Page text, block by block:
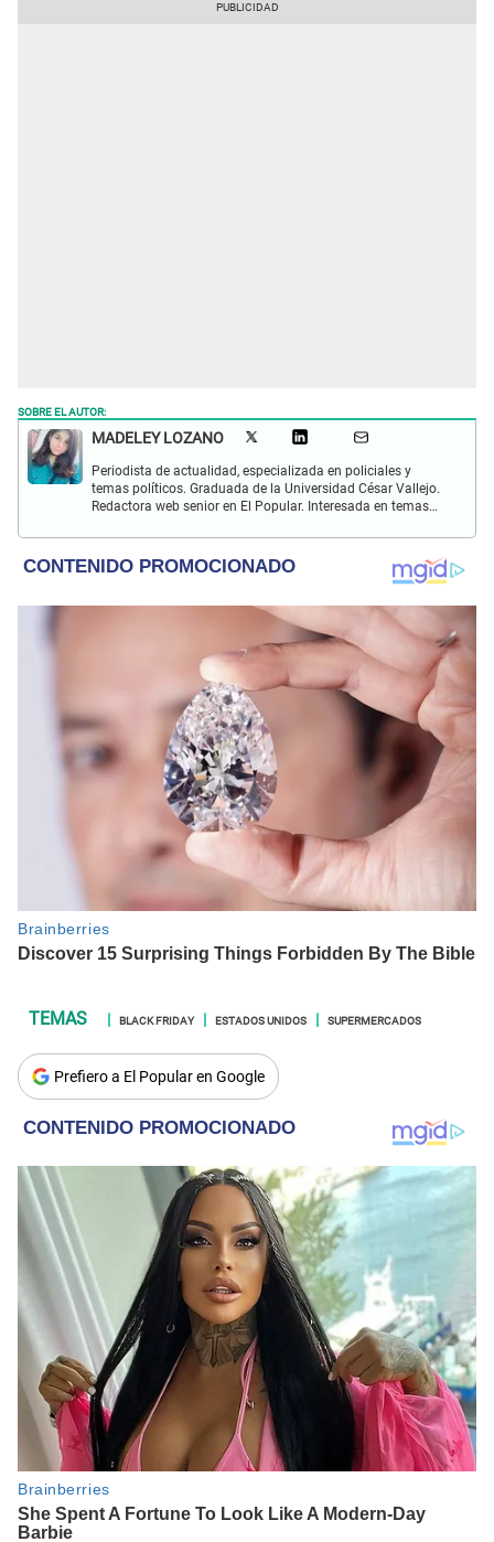
SOBRE EL AUTOR:
MADELEY LOZANO
Periodista de actualidad, especializada en policiales y
temas políticos. Graduada de la Universidad César Vallejo.
Redactora web senior en El Popular. Interesada en temas
turismo, gastronomía y doblajes.
BLACK FRIDAY ESTADOS UNIDOS SUPERMERCADOS
Prefiero a El Popular en Google